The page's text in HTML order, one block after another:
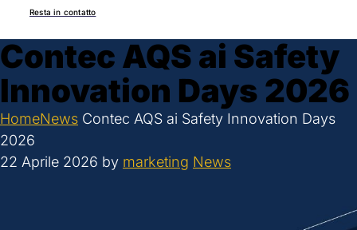
Resta in contatto
Contec AQS ai Safety
Innovation Days 2026
HomeNews Contec AQS ai Safety Innovation Days
2026
22 Aprile 2026 by marketing News